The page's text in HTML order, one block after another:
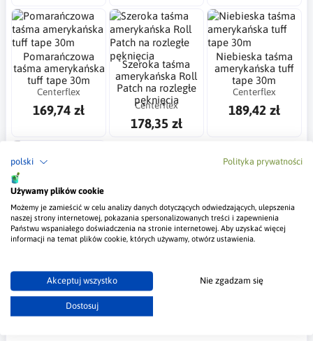
polski Polityka prywatności
Używamy plików cookie
Możemy je zamieścić w celu analizy danych dotyczących odwiedzających, ulepszenia
naszej strony internetowej, pokazania spersonalizowanych treści i zapewnienia
Państwu wspaniałego doświadczenia na stronie internetowej. Aby uzyskać więcej
informacji na temat plików cookie, których używamy, otwórz ustawienia.
Akceptuj wszystko Nie zgadzam się
Dostosuj
Pomarańczowa
taśma amerykańska
tuff tape 30m
Centerflex
169,74 zł
Szeroka taśma
amerykańska Roll
Patch na rozległe
pęknięcia
Centerflex
178,35 zł
Niebieska taśma
amerykańska tuff
tape 30m
Centerflex
189,42 zł
Taśma amerykańska
tuff tape do łuków
5m
Centerflex
237,39 zł
Najczęściej zadawane pytania -
Centerflex